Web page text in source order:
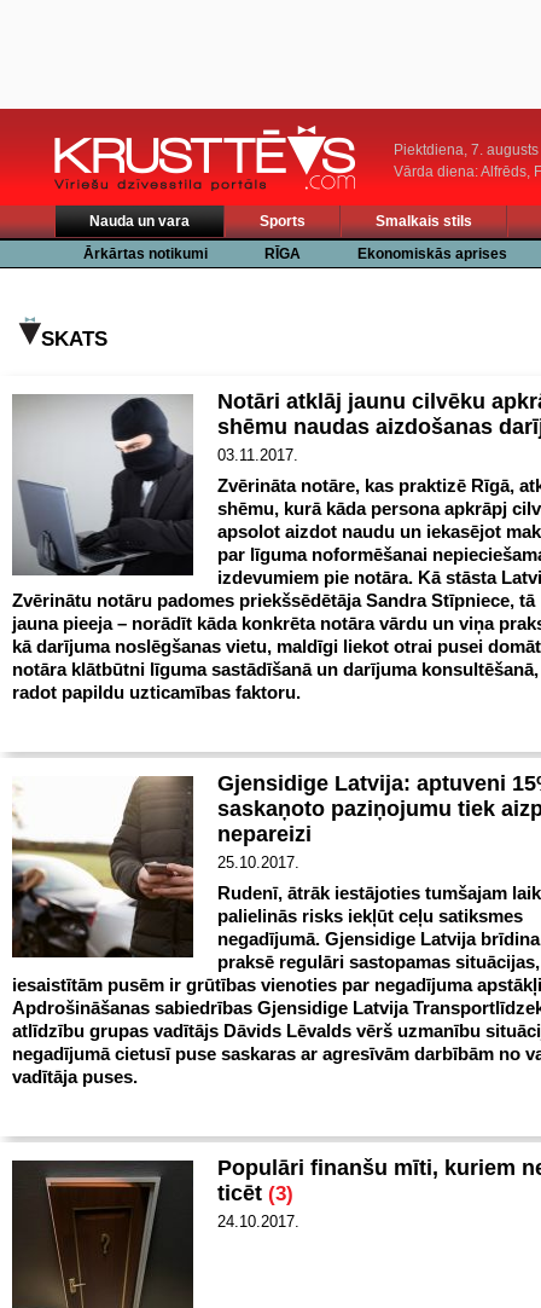
Piektdiena, 7. augusts
Vārda diena: Alfrēds,
Nauda un vara Sports
Smalkais stils
Ārkārtas notikumi
RĪGA Ekonomiskās aprises
SKATS
Notāri atklāj jaunu cilvēku
shēmu naudas aizdošanas
03.11.2017.
Zvērināta notāre, kas praktizē Rīgā,
shēmu, kurā kāda persona apkrāpj
apsolot aizdot naudu un iekasējot
par līguma noformēšanai
izdevumiem pie notāra. Kā stāsta
Zvērinātu notāru padomes priekšsēdētāja Sandra Stīpniece, tā
jauna pieeja – norādīt kāda konkrēta notāra vārdu un viņa
kā darījuma noslēgšanas vietu, maldīgi liekot otrai pusei
notāra klātbūtni līguma sastādīšanā un darījuma
radot papildu uzticamības faktoru.
Gjensidige Latvija: aptuveni
saskaņoto paziņojumu tiek
nepareizi
25.10.2017.
Rudenī, ātrāk iestājoties tumšajam
palielinās risks iekļūt ceļu satiksmes
negadījumā. Gjensidige Latvija
praksē regulāri sastopamas
iesaistītām pusēm ir grūtības vienoties par negadījuma
Apdrošināšanas sabiedrības Gjensidige Latvija
atlīdzību grupas vadītājs Dāvids Lēvalds vērš uzmanību
negadījumā cietusī puse saskaras ar agresīvām darbībām no
vadītāja puses.
Populāri finanšu mīti, kuriem
ticēt (3)
24.10.2017.